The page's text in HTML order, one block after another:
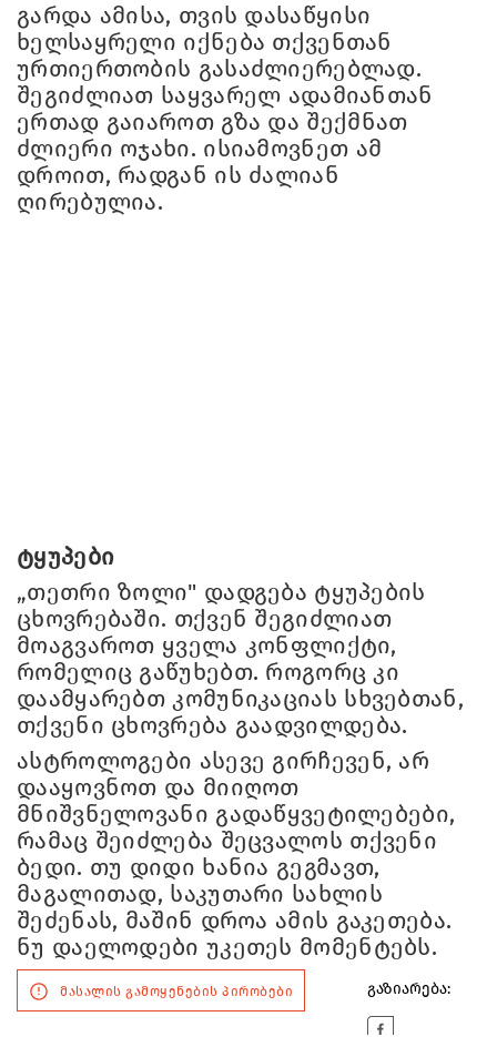
გარდა ამისა, თვის დასაწყისი
ხელსაყრელი იქნება თქვენთან
ურთიერთობის გასაძლიერებლად.
შეგიძლიათ საყვარელ ადამიანთან
ერთად გაიაროთ გზა და შექმნათ
ძლიერი ოჯახი. ისიამოვნეთ ამ
დროით, რადგან ის ძალიან
ღირებულია.
ტყუპები
„თეთრი ზოლი" დადგება ტყუპების
ცხოვრებაში. თქვენ შეგიძლიათ
მოაგვაროთ ყველა კონფლიქტი,
რომელიც გაწუხებთ. როგორც კი
დაამყარებთ კომუნიკაციას სხვებთან,
თქვენი ცხოვრება გაადვილდება.
ასტროლოგები ასევე გირჩევენ, არ
დააყოვნოთ და მიიღოთ
მნიშვნელოვანი გადაწყვეტილებები,
რამაც შეიძლება შეცვალოს თქვენი
ბედი. თუ დიდი ხანია გეგმავთ,
მაგალითად, საკუთარი სახლის
შეძენას, მაშინ დროა ამის გაკეთება.
ნუ დაელოდები უკეთეს მომენტებს.
მასალის გამოყენების პირობები გაზიარება: